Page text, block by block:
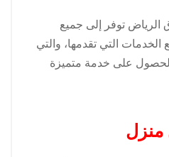
توفر إلى جميع
التي تقدمها، والتي
على خدمة متميزة
منزل